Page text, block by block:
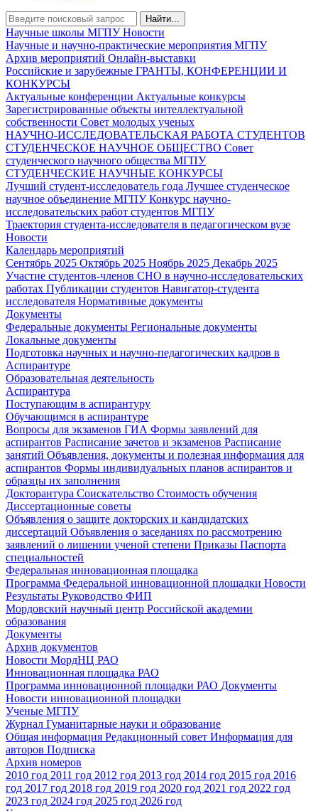
Найти...
Научные школы МГПУНовости
Научные и научно-практические мероприятия МГПУ
Архив мероприятий Онлайн-выставки
Российские и зарубежные ГРАНТЫ, КОНФЕРЕНЦИИ И
КОНКУРСЫ
Актуальные конференции Актуальные конкурсы
Зарегистрированные объекты интеллектуальной
собственности Совет молодых ученых
НАУЧНО-ИССЛЕДОВАТЕЛЬСКАЯ РАБОТА СТУДЕНТОВ
СТУДЕНЧЕСКОЕ НАУЧНОЕ ОБЩЕСТВО Совет
студенческого научного общества МГПУ
СТУДЕНЧЕСКИЕ НАУЧНЫЕ КОНКУРСЫ
Лучший студент-исследователь года Лучшее студенческое
научное объединение МГПУКонкурс научно-
исследовательских работ студентов МГПУ
Траектория студента-исследователя в педагогическом вузе
Новости
Календарь мероприятий
Сентябрь 2025 Октябрь 2025 Ноябрь 2025 Декабрь 2025
Участие студентов-членов СНО в научно-исследовательских
работах Публикации студентов Навигатор-студента
исследователя Нормативные документы
Документы
Федеральные документы Региональные документы
Локальные документы
Подготовка научных и научно-педагогических кадров в
Аспирантуре
Образовательная деятельность
Аспирантура
Поступающим в аспирантуру
Обучающимся в аспирантуре
Вопросы для экзаменов ГИА Формы заявлений для
аспирантов Расписание зачетов и экзаменов Расписание
занятий Объявления, документы и полезная информация для
аспирантов Формы индивидуальных планов аспирантов и
образцы их заполнения
Докторантура Соискательство Стоимость обучения
Диссертационные советы
Объявления о защите докторских и кандидатских
диссертаций Объявления о заседаниях по рассмотрению
заявлений о лишении ученой степени Приказы Паспорта
специальностей
Федеральная инновационная площадка
Программа Федеральной инновационной площадки Новости
Результаты Руководство ФИП
Мордовский научный центр Российской академии
образования
Документы
Архив документов
Новости МордНЦ РАО
Инновационная площадка РАО
Программа инновационной площадки РАО Документы
Новости инновационной площадки
Ученые МГПУ
Журнал Гуманитарные науки и образование
Общая информация Редакционный совет Информация для
авторов Подписка
Архив номеров
2010 год 2011 год 2012 год 2013 год 2014 год 2015 год 2016
год 2017 год 2018 год 2019 год 2020 год 2021 год 2022 год
2023 год 2024 год 2025 год 2026 год